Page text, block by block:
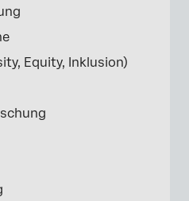
Equity, Inklusion)